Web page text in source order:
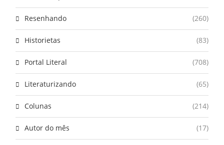
Resenhando (260)
Historietas (83)
Portal Literal (708)
Literaturizando (65)
Colunas (214)
Autor do mês (17)